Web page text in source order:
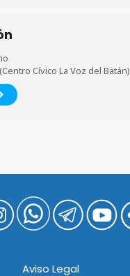
Cívico La Voz del Batán)
Aviso Legal